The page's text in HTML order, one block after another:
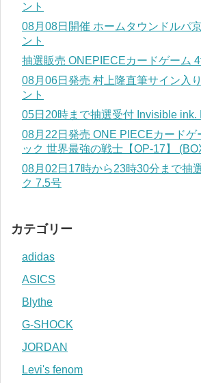
ント
08月08日開催 ホームタウンドルパ
ント
抽選販売 ONEPIECEカードゲーム
08月06日発売 村上隆直筆サイン入
ント
05日20時まで抽選受付 Invisible ink.
08月22日発売 ONE PIECEカードゲ
ック 世界最強の戦士【OP-17】
08月02日17時から23時30分まで抽
ク 7.5号
カテゴリー
adidas
ASICS
Blythe
G-SHOCK
JORDAN
Levi's fenom